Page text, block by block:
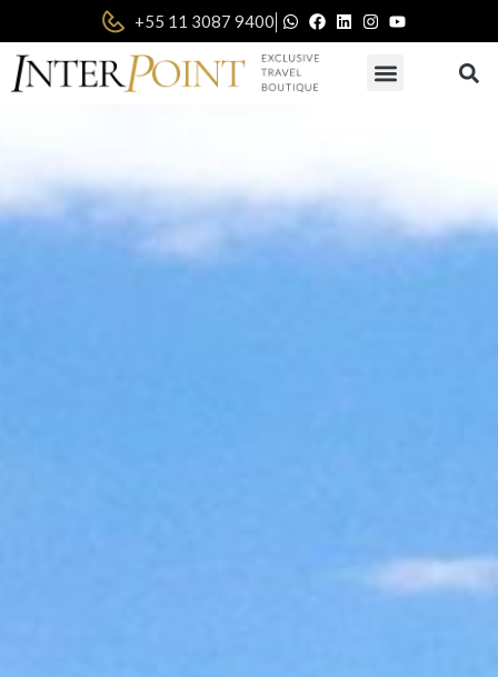
+55 11 3087 9400|